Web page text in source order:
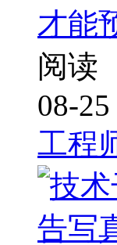
才能
阅读
08-25
工程